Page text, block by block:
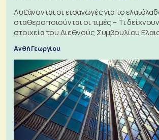
Αυξάνονται οι εισαγωγές για το
σταθεροποιούνται οι τιμές – Τι
στοιχεία του Διεθνούς Συμβουλίου
Ανθή Γεωργίου